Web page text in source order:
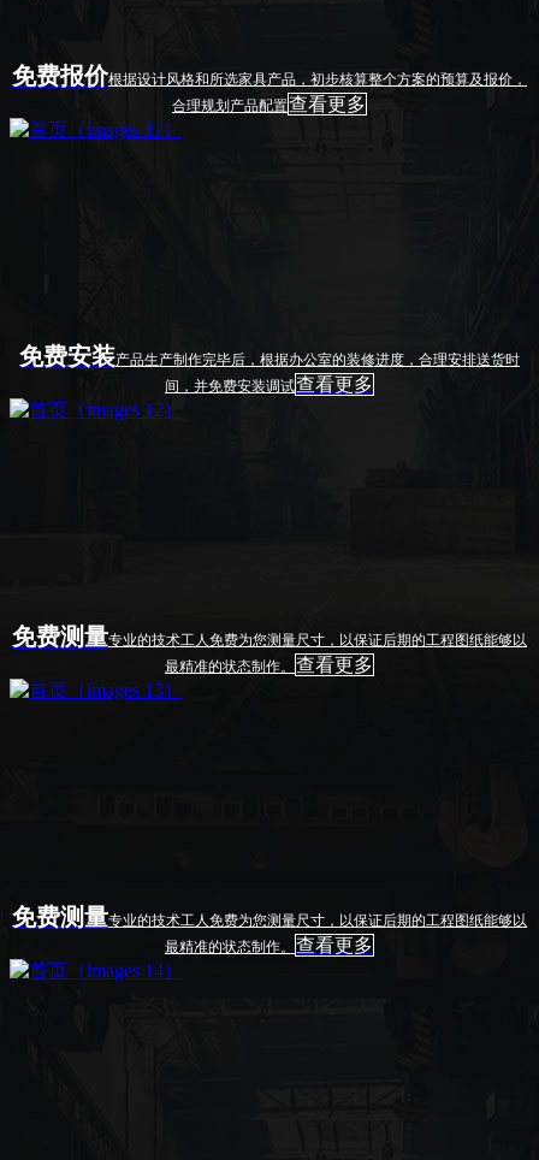
免费报价根据设计风格和所选家具产品，初步核算整个方案的预算及报价，
合理规划产品配置查看更多
免费安装产品生产制作完毕后，根据办公室的装修进度，合理安排送货时
间，并免费安装调试查看更多
免费测量专业的技术工人免费为您测量尺寸，以保证后期的工程图纸能够以
最精准的状态制作。 查看更多
免费测量专业的技术工人免费为您测量尺寸，以保证后期的工程图纸能够以
最精准的状态制作。 查看更多